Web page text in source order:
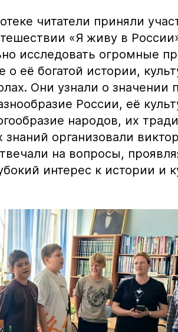
читатели приняли
«Я живу в
исследовать огромные
о её богатой истории,
Они узнали о значении
России, её
народов, их
организовали
на вопросы,
интерес к истории и